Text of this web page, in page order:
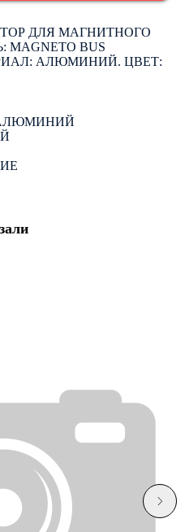
ДЛЯ МАГНИТНОГО
BUS
АЛЮМИНИЙ. ЦВЕТ: